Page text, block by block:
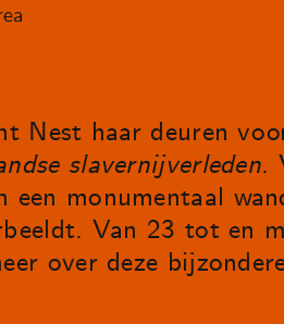
Nest haar deuren
slavernijverleden.
een monumentaal
Van 23 tot en
over deze